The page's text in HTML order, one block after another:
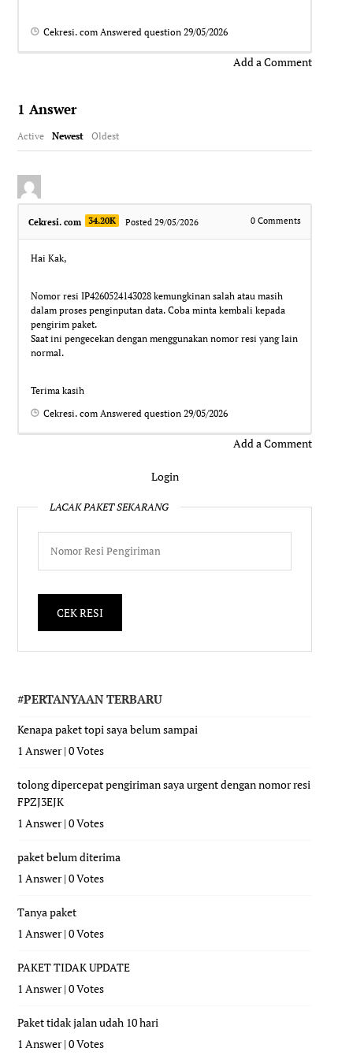
Cekresi. com Answered question 29/05/2026
Add a Comment
1 Answer
Active Newest Oldest
Cekresi. com 34.20K Posted 29/05/2026 0Comments
Hai Kak,
Nomor resi IP4260524143028 kemungkinan salah atau masih
dalam proses penginputan data. Coba minta kembali kepada
pengirim paket.
Saat ini pengecekan dengan menggunakan nomor resi yang lain
normal.
Terima kasih
Cekresi. com Answered question 29/05/2026
Add a Comment
Login
LACAK PAKET SEKARANG
#PERTANYAAN TERBARU
Kenapa paket topi saya belum sampai
1 Answer|0 Votes
tolong dipercepat pengiriman saya urgent dengan nomor resi
FPZJ3EJK
1 Answer|0 Votes
paket belum diterima
1 Answer|0 Votes
Tanya paket
1 Answer|0 Votes
PAKET TIDAK UPDATE
1 Answer|0 Votes
Paket tidak jalan udah 10 hari
1 Answer|0 Votes